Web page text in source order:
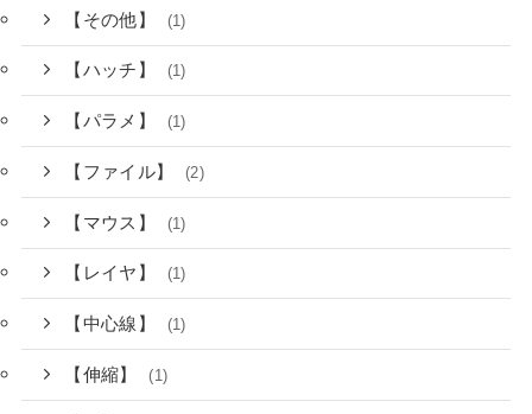
【その他】 (1)
【ハッチ】 (1)
【パラメ】 (1)
【ファイル】 (2)
【マウス】 (1)
【レイヤ】 (1)
【中心線】 (1)
【伸縮】 (1)